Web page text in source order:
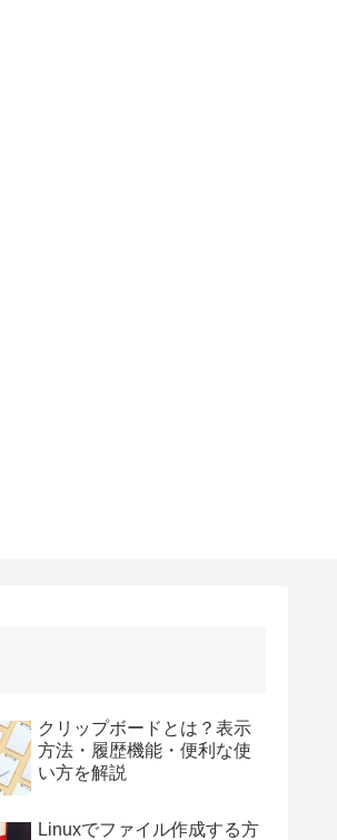
クリップボードとは？表示
方法・履歴機能・便利な使
い方を解説
Linuxでファイル作成する方